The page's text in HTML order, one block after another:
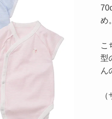
め。
こ
型
ん